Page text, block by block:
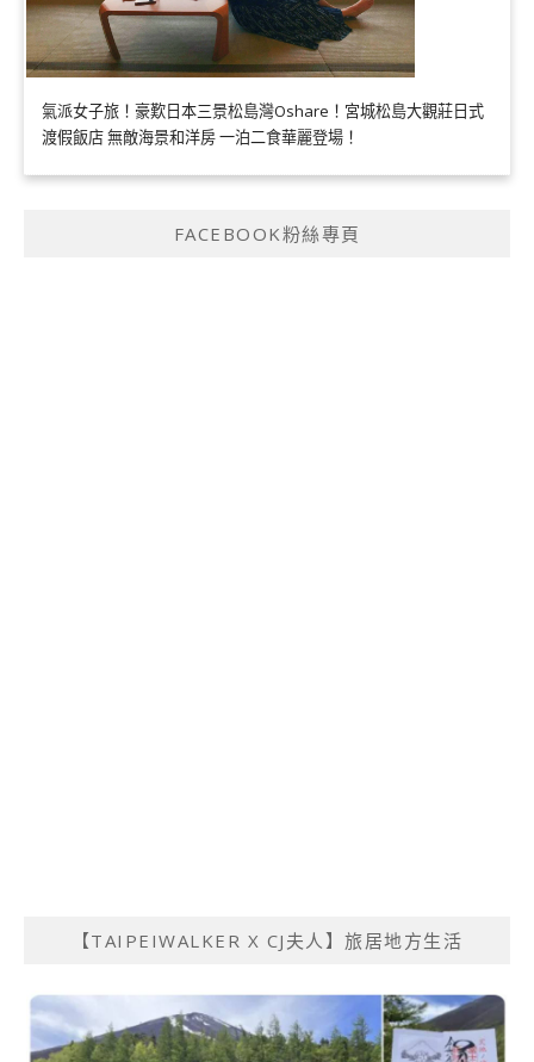
氣派女子旅！豪歎日本三景松島灣Oshare！宮城松島大觀莊日式
渡假飯店 無敵海景和洋房 一泊二食華麗登場！
FACEBOOK粉絲專頁
【TAIPEIWALKER X CJ夫人】旅居地方生活